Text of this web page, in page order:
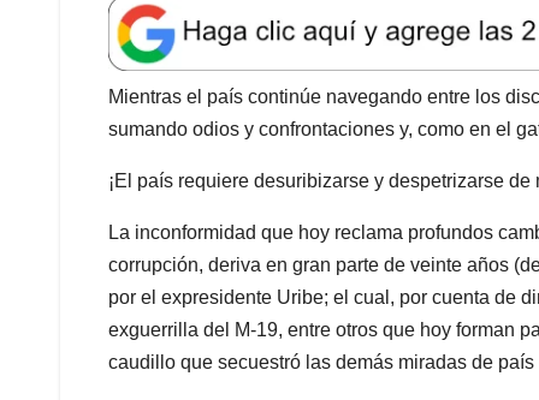
a
t
s
A
p
e
b
o
o
k
e
d
I
l
e
a
d
s
Mientras el país continúe navegando entre los
sumando odios y confrontaciones y, como en el
¡El país requiere desuribizarse y despetrizarse de
La inconformidad que hoy reclama profundos
corrupción, deriva en gran parte de veinte años
por el expresidente Uribe; el cual, por cuenta de
exguerrilla del M-19, entre otros que hoy forman
caudillo que secuestró las demás miradas de